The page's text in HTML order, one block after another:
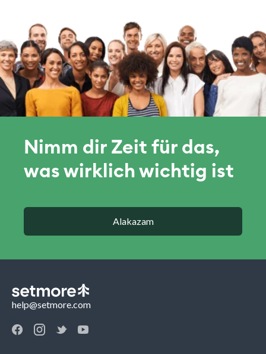
Nimm dir Zeit für das,
was wirklich wichtig ist
Alakazam
help@setmore.com